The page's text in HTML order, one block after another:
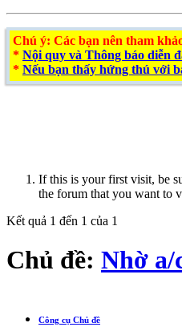
Chú ý: Các bạn nên tham
* Nội quy và Thông báo diễn
* Nếu bạn thấy hứng thú với
If this is your first visit, be
the forum that you want to
Kết quả 1 đến 1 của 1
Chủ đề: Nhờ a/
Công cụ Chủ đề